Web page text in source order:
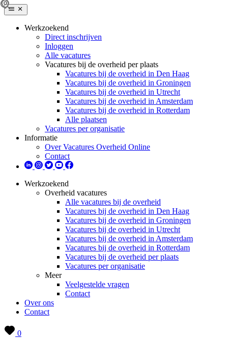
Werkzoekend
Direct inschrijven
Inloggen
Alle vacatures
Vacatures bij de overheid per plaats
Vacatures bij de overheid in Den Haag
Vacatures bij de overheid in Groningen
Vacatures bij de overheid in Utrecht
Vacatures bij de overheid in Amsterdam
Vacatures bij de overheid in Rotterdam
Alle plaatsen
Vacatures per organisatie
Informatie
Over Vacatures Overheid Online
Contact
Werkzoekend
Overheid vacatures
Alle vacatures bij de overheid
Vacatures bij de overheid in Den Haag
Vacatures bij de overheid in Groningen
Vacatures bij de overheid in Utrecht
Vacatures bij de overheid in Amsterdam
Vacatures bij de overheid in Rotterdam
Vacatures bij de overheid per plaats
Vacatures per organisatie
Meer
Veelgestelde vragen
Contact
Over ons
Contact
0